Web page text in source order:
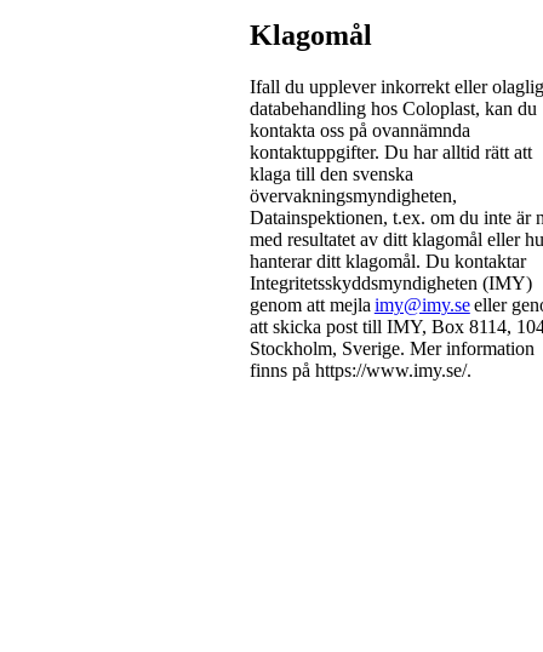
Klagomål
Ifall du upplever inkorrekt eller olaglig
databehandling hos Coloplast, kan du
kontakta oss på ovannämnda
kontaktuppgifter. Du har alltid rätt att
klaga till den svenska
övervakningsmyndigheten,
Datainspektionen, t.ex. om du inte är
med resultatet av ditt klagomål eller
hanterar ditt klagomål. Du kontaktar
Integritetsskyddsmyndigheten (IMY)
genom att mejla imy@imy.seeller
att skicka post till IMY, Box 8114,
Stockholm, Sverige. Mer information
finns på https://www.imy.se/.